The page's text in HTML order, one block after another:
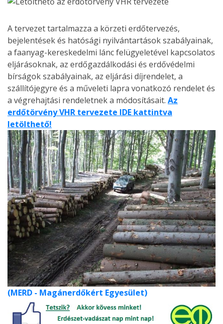
A tervezet tartalmazza a körzeti erdőtervezés,
bejelentések és hatósági nyilvántartások szabályainak,
a faanyag-kereskedelmi lánc felügyeletével kapcsolatos
eljárásoknak, az erdőgazdálkodási és erdővédelmi
bírságok szabályainak, az eljárási díjrendelet, a
szállítójegyre és a műveleti lapra vonatkozó rendelet és
a végrehajtási rendeletnek a módosításait. Az
erdőtörvény VHR tervezete IDE kattintva
letölthető!
(MERD - Magánerdőkért Egyesület)